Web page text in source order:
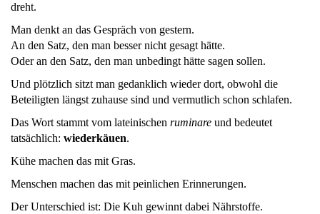
dreht.
Man denkt an das Gespräch von gestern.
An den Satz, den man besser nicht gesagt hätte.
Oder an den Satz, den man unbedingt hätte sagen sollen.
Und plötzlich sitzt man gedanklich wieder dort, obwohl die
Beteiligten längst zuhause sind und vermutlich schon schlafen.
Das Wort stammt vom lateinischen ruminare und bedeutet
tatsächlich: wiederkäuen.
Kühe machen das mit Gras.
Menschen machen das mit peinlichen Erinnerungen.
Der Unterschied ist: Die Kuh gewinnt dabei Nährstoffe.